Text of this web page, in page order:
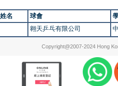
名 球會
翱天乒乓有限公司